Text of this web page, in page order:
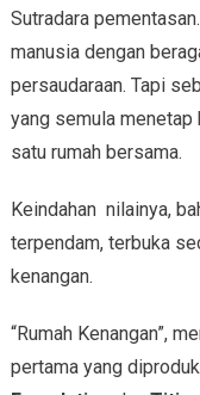
Sutradara
manusia dengan
persaudaraan. Tapi
yang semula menetap
satu rumah bersama.
Keindahan nilainya,
terpendam, terbuka
kenangan.
“Rumah Kenangan”,
pertama yang